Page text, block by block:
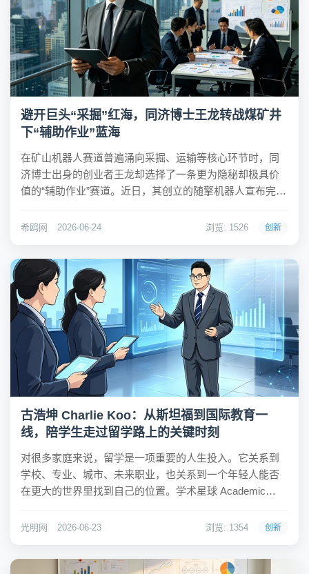
避开巨头“采掘”红海，同济博士王龙转战煤矿井
下“辅助作业”蓝海
在矿山机器人赛道普遍涌向采掘、运输等核心环节时，同
济博士出身的创业者王龙却选择了一条更为隐秘却极具价
值的“辅助作业”赛道。近日，其创立的随擎机器人宣布完成
于2025年初的企业，凭借对煤矿井下高危、非结构化场景
希鸥网 2026-06-24 浏览: 1526 创新
古浩坤 Charlie Koo：从斯坦福到国际教育一
线，陪学生走过留学路上的关键时刻
对很多家庭来说，留学是一项重要的人生投入。它关系到
学校、专业、城市、未来职业，也关系到一个年轻人能否
在更大的世界里找到自己的位置。学术星球 Academic
他拥有斯坦福大学硕士背景，曾任知名美元 PE 基金投资经
光明网 2026-06-23 浏览: 1354 创新